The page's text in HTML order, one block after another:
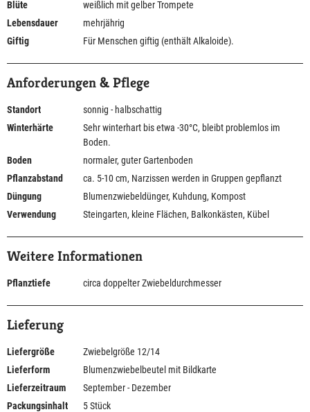
Blüte
weißlich mit gelber Trompete
Lebensdauer
mehrjährig
Giftig
Für Menschen giftig (enthält Alkaloide).
Anforderungen & Pflege
Standort
sonnig - halbschattig
Winterhärte
Sehr winterhart bis etwa -30°C, bleibt problemlos im
Boden.
Boden
normaler, guter Gartenboden
Pflanzabstand
ca. 5-10 cm, Narzissen werden in Gruppen gepflanzt
Düngung
Blumenzwiebeldünger, Kuhdung, Kompost
Verwendung
Steingarten, kleine Flächen, Balkonkästen, Kübel
Weitere Informationen
Pflanztiefe circa doppelter Zwiebeldurchmesser
Lieferung
Liefergröße
Zwiebelgröße 12/14
Lieferform
Blumenzwiebelbeutel mit Bildkarte
Lieferzeitraum
September - Dezember
Packungsinhalt
5 Stück